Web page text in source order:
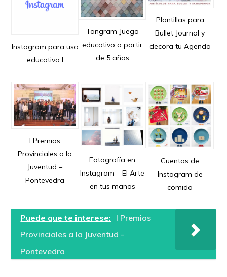
Instagram para uso
educativo I
Tangram Juego
educativo a partir
de 5 años
Plantillas para
Bullet Journal y
decora tu Agenda
I Premios
Provinciales a la
Juventud –
Pontevedra
Fotografía en
Instagram – El Arte
en tus manos
Cuentas de
Instagram de
comida
Puede que te interese: I Premios
Provinciales a la Juventud -
Pontevedra